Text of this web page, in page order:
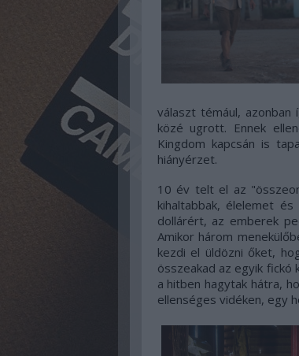
választ témául,
közé ugrott. Ennek
Kingdom kapcsán is
hiányérzet.
10 év telt el az
kihaltabbak, élelemet
dollárért, az emberek
Amikor három
kezdi el üldözni őket,
összeakad az egyik
a hitben hagytak hátra,
ellenséges vidéken, egy